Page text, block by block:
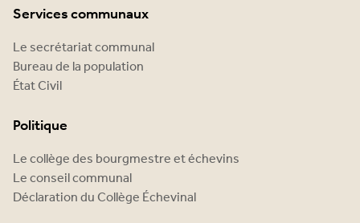
Services communaux
Le secrétariat communal
Bureau de la population
État Civil
Politique
Le collège des bourgmestre et échevins
Le conseil communal
Déclaration du Collège Échevinal